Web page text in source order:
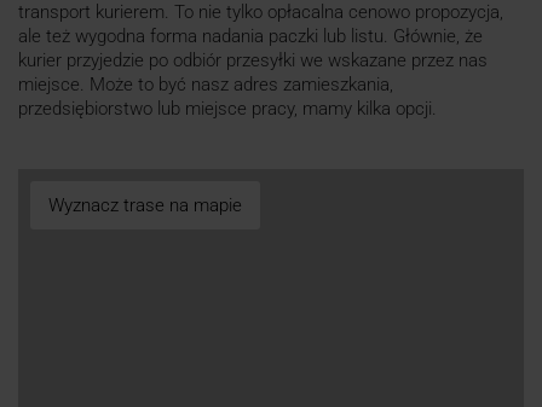
transport kurierem. To nie tylko opłacalna cenowo propozycja,
ale też wygodna forma nadania paczki lub listu. Głównie, że
kurier przyjedzie po odbiór przesyłki we wskazane przez nas
miejsce. Może to być nasz adres zamieszkania,
przedsiębiorstwo lub miejsce pracy, mamy kilka opcji.
Wyznacz trase na mapie